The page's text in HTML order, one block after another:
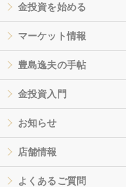
金投資を始める
マーケット情報
豊島逸夫の手帖
金投資入門
お知らせ
店舗情報
よくあるご質問